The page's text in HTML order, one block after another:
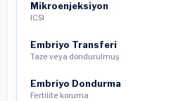
Mikroenjeksiyon
ICSI
Embriyo Transferi
Taze veya dondurulmuş
Embriyo Dondurma
Fertilite koruma